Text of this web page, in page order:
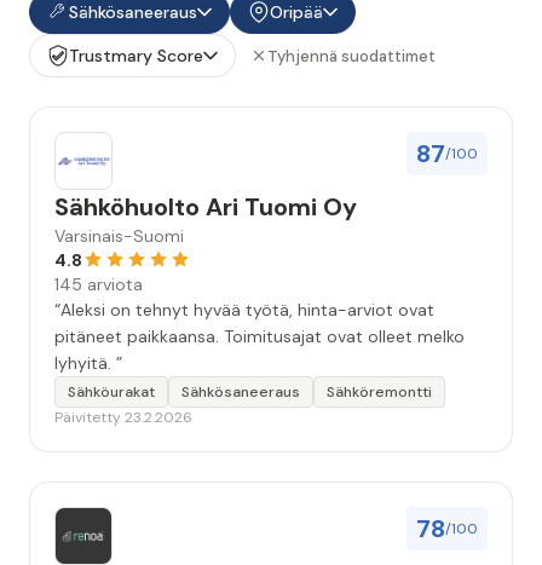
Sähkösaneeraus
Oripää
Trustmary Score
Tyhjennä suodattimet
87/100
Sähköhuolto Ari Tuomi Oy
Varsinais-Suomi
4.8
145 arviota
“Aleksi on tehnyt hyvää työtä, hinta-arviot ovat
pitäneet paikkaansa. Toimitusajat ovat olleet melko
lyhyitä. ”
Sähköurakat Sähkösaneeraus
Sähköremontti
Päivitetty 23.2.2026
78/100